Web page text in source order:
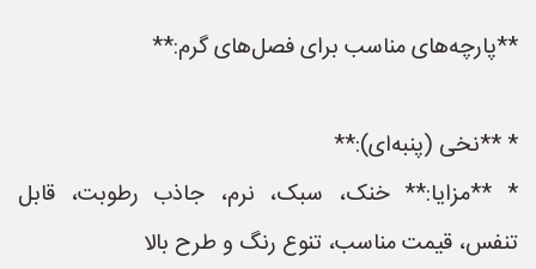
**پارچه‌های مناسب برای فصل‌های گرم:**
* **نخی (پنبه‌ای):**
* **مزایا:** خنک، سبک، نرم، جاذب رطوبت، قابل
تنفس، قیمت مناسب، تنوع رنگ و طرح بالا